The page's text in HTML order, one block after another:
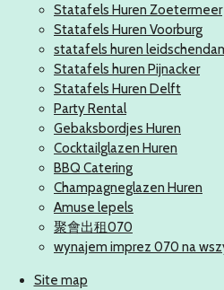
Statafels Huren Zoetermeer
Statafels Huren Voorburg
statafels huren
Statafels huren Pijnacker
Statafels Huren Delft
Party Rental
Gebaksbordjes Huren
Cocktailglazen Huren
BBQ Catering
Champagneglazen Huren
Amuse lepels
聚會出租070
wynajem imprez 070 na
Site map